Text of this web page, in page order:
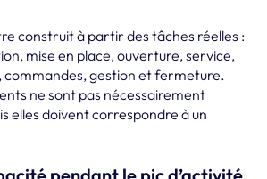
construit à partir des tâches réelles :
mise en place, ouverture, service,
commandes, gestion et fermeture.
ne sont pas nécessairement
elles doivent correspondre à un